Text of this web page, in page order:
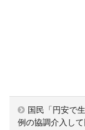
国民「円安で
例の協調介入して